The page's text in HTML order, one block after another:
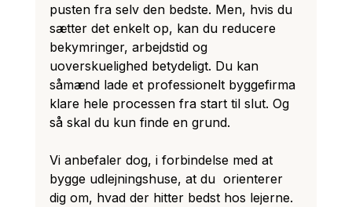
pusten fra selv den bedste. Men, hvis du
sætter det enkelt op, kan du reducere
bekymringer, arbejdstid og
uoverskuelighed betydeligt. Du kan
såmænd lade et professionelt byggefirma
klare hele processen fra start til slut. Og
så skal du kun finde en grund.
Vi anbefaler dog, i forbindelse med at
bygge udlejningshuse, at du  orienterer
dig om, hvad der hitter bedst hos lejerne.